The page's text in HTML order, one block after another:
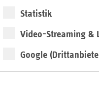
Statistik
Video-Streaming &
Google
Veröffentlichungen
Ansprechpartner